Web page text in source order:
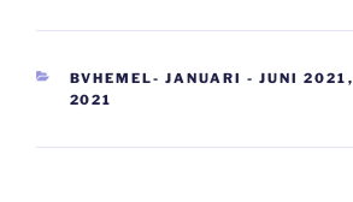
CATEGORIEËN
BVHEMEL- JANUARI - JUNI 2021 ,
2021